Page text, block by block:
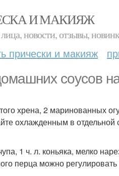
И МАКИЯЖ
новости, отзывы,
прически и макияж
соусов
хрена, 2 маринованных
охлажденным в отдельной
1 ч. л. коньяка, мелко
перца можно регулировать